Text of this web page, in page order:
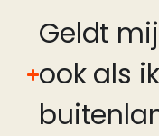
Geldt
ook als